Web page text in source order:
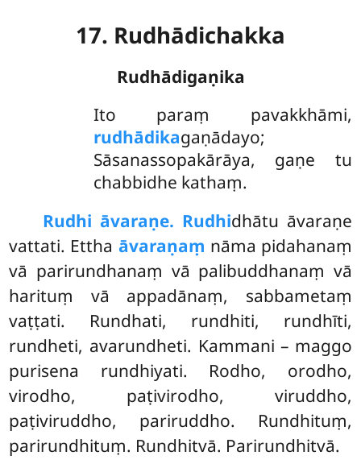
17. Rudhādichakka
Rudhādigaṇika
Ito paraṃ pavakkhāmi,
rudhādikagaṇādayo;
Sāsanassopakārāya, gaṇe tu
chabbidhe kathaṃ.
Rudhi āvaraṇe. Rudhidhātu āvaraṇe
vattati. Ettha āvaraṇaṃ nāma pidahanaṃ
vā parirundhanaṃ vā palibuddhanaṃ vā
harituṃ vā appadānaṃ, sabbametaṃ
vaṭṭati. Rundhati, rundhiti, rundhīti,
rundheti, avarundheti. Kammani – maggo
purisena rundhiyati. Rodho, orodho,
virodho, paṭivirodho, viruddho,
paṭiviruddho, pariruddho. Rundhituṃ,
parirundhituṃ. Rundhitvā. Parirundhitvā.